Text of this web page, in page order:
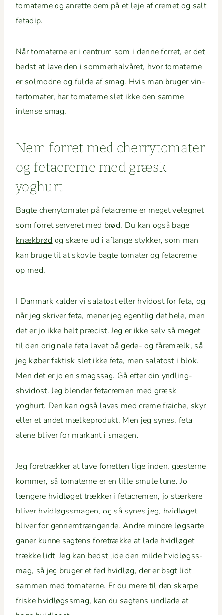
tomater­ne og anrette dem på et leje af cremet og salt
fetadip.
Når tomater­ne er i cen­trum som i denne for­ret, er det
bedst at lave den i som­mer­halvåret, hvor tomater­ne
er solmodne og fulde af smag. Hvis man bruger vin­
ter­to­mater, har tomater­ne slet ikke den samme
intense smag.
Nem for­ret med cher­ry­to­mater
og fetacreme med græsk
yoghurt
Bagte cher­ry­to­mater på fetacreme er meget veleg­net
som for­ret serveret med brød. Du kan også bage
knæk­brød og skære ud i aflange stykker, som man
kan bruge til at skovle bagte tomater og fetacreme
op med.
I Dan­mark kalder vi salatost eller hvi­dost for feta, og
når jeg skriv­er feta, men­er jeg egentlig det hele, men
det er jo ikke helt præ­cist. Jeg er ikke selv så meget
til den orig­i­nale feta lavet på gede- og fåremælk, så
jeg køber fak­tisk slet ikke feta, men salatost i blok.
Men det er jo en smagssag. Gå efter din yndling­
shvi­dost. Jeg blender fetacre­men med græsk
yoghurt. Den kan også laves med creme fraiche, skyr
eller et andet mælke­pro­dukt. Men jeg synes, feta
alene bliv­er for markant i smagen.
Jeg fore­trækker at lave for­ret­ten lige inden, gæsterne
kom­mer, så tomater­ne er en lille smule lune. Jo
læn­gere hvidløget trækker i fetacre­men, jo stærkere
bliv­er hvidløgss­ma­gen, og så synes jeg, hvidløget
bliv­er for gen­nemtræn­gende. Andre min­dre løgsarte
gan­er kunne sagtens fore­trække at lade hvidløget
trække lidt. Jeg kan bedst lide den milde hvidløgss­
mag, så jeg bruger et fed hvidløg, der er bagt lidt
sam­men med tomater­ne. Er du mere til den skarpe
friske hvidløgss­mag, kan du sagtens und­lade at